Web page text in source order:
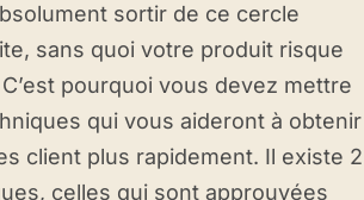
sortir de ce cercle
sans quoi votre produit risque
pourquoi vous devez mettre
qui vous aideront à obtenir
client plus rapidement. Il existe 2
celles qui sont approuvées